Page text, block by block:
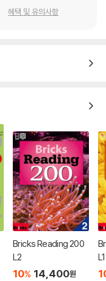
혜택 및 유의사항
Bricks Reading 200
L2
10% 14,400원
L1